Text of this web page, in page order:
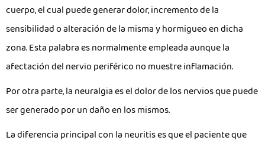
cuerpo, el cual puede generar dolor, incremento de la
sensibilidad o alteración de la misma y hormigueo en dicha
zona. Esta palabra es normalmente empleada aunque la
afectación del nervio periférico no muestre inflamación.
Por otra parte, la neuralgia es el dolor de los nervios que puede
ser generado por un daño en los mismos.
La diferencia principal con la neuritis es que el paciente que